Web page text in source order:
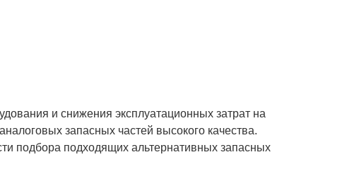
и снижения эксплуатационных затрат на
запасных частей высокого качества.
подбора подходящих альтернативных запасных